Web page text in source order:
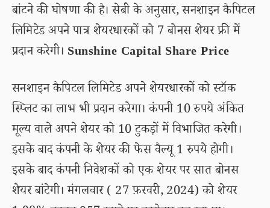
बांटने की घोषणा की है। सेबी के अनुसार, सनशाइन कैपिटल
लिमिटेड अपने पात्र शेयरधारकों को 7 बोनस शेयर फ्री में
प्रदान करेगी। Sunshine Capital Share Price
सनशाइन कैपिटल लिमिटेड अपने शेयरधारकों को स्टॉक
स्प्लिट का लाभ भी प्रदान करेगा। कंपनी 10 रुपये अंकित
मूल्य वाले अपने शेयर को 10 टुकड़ों में विभाजित करेगी।
इसके बाद कंपनी के शेयर की फेस वैल्यू 1 रुपये होगी।
इसके बाद कंपनी निवेशकों को एक शेयर पर सात बोनस
शेयर बांटेगी। मंगलवार ( 27 फ़रवरी, 2024) को शेयर